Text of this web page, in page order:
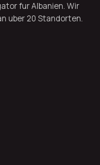
fur Albanien. Wir
uber 20 Standorten.